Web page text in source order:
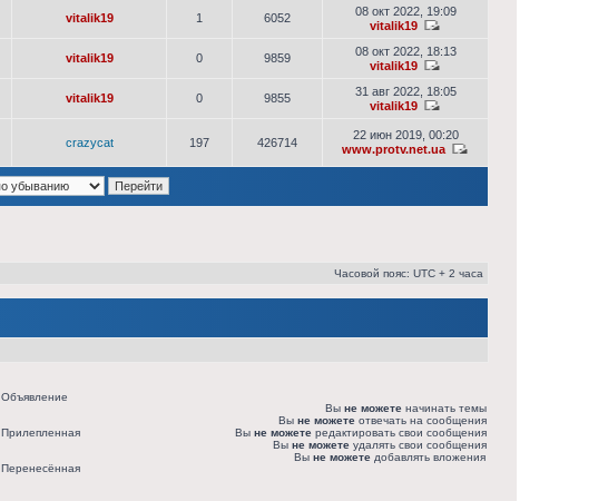
vitalik19 1 6052
08 окт 2022, 19:09
vitalik19
vitalik19 0 9859
08 окт 2022, 18:13
vitalik19
vitalik19 0 9855
31 авг 2022, 18:05
vitalik19
crazycat 197 426714
22 июн 2019, 00:20
www.protv.net.ua
Часовой пояс: UTC + 2 часа
Объявление
Прилепленная
Перенесённая
Вы не можете начинать темы
Вы не можете отвечать на сообщения
Вы не можете редактировать свои сообщения
Вы не можете удалять свои сообщения
Вы не можете добавлять вложения